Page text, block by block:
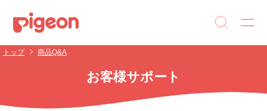
トップ 商品Q&A
お客様サポート